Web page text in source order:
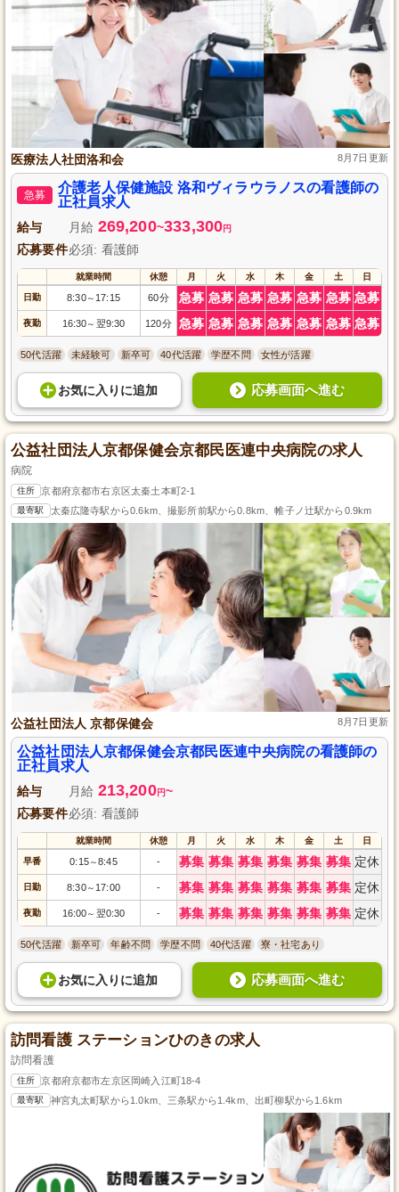
医療法人社団洛和会 8月7日更新
急募
介護老人保健施設 洛和ヴィラウラノスの看護師の
正社員求人
給与 月給 269,200~333,300円
応募要件必須: 看護師
就業時間 休憩 月 火 水 木 金 土 日
日勤 8:30～ 17:15 60分 急募 急募 急募 急募 急募 急募 急募
夜勤 16:30～ 翌9:30 120分 急募 急募 急募 急募 急募 急募 急募
50代活躍 未経験可 新卒可 40代活躍 学歴不問 女性が活躍
お気に入り に追加 応募画面へ進む
公益社団法人京都保健会京都民医連中央病院の求人
病院
住所 京都府京都市右京区太秦土本町2-1
最寄駅 太秦広隆寺駅から0.6km、撮影所前駅から0.8km、帷子ノ辻駅から0.9km
公益社団法人 京都保健会 8月7日更新
公益社団法人京都保健会京都民医連中央病院の看護師の
正社員求人
給与 月給 213,200円~
応募要件必須: 看護師
就業時間 休憩 月 火 水 木 金 土 日
早番 0:15～8:45 - 募集 募集 募集 募集 募集 募集 定休
日勤 8:30～ 17:00 - 募集 募集 募集 募集 募集 募集 定休
夜勤 16:00～ 翌0:30 - 募集 募集 募集 募集 募集 募集 定休
50代活躍 新卒可 年齢不問 学歴不問 40代活躍 寮・社宅あり
お気に入り に追加 応募画面へ進む
訪問看護 ステーションひのきの求人
訪問看護
住所 京都府京都市左京区岡崎入江町18-4
最寄駅 神宮丸太町駅から1.0km、三条駅から1.4km、出町柳駅から1.6km